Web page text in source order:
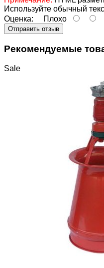
Используйте обычный
Оценка: Плохо
Отправить отзыв
Рекомендуемые
Sale